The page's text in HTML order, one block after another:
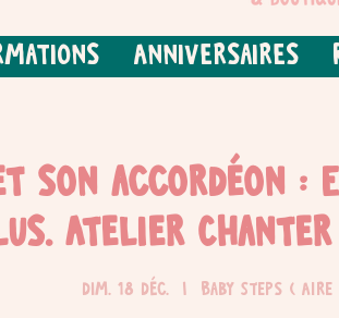
Anniversaires
son accordéon :
Atelier
dim. 18 déc.
  |
Baby Steps (